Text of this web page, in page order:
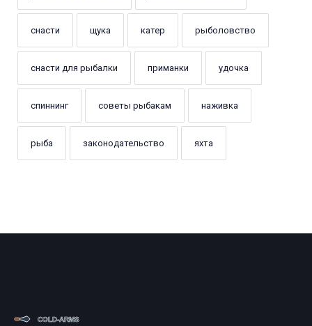
снасти щука катер рыболовство
снасти для рыбалки приманки удочка
спиннинг советы рыбакам наживка
рыба законодательство яхта